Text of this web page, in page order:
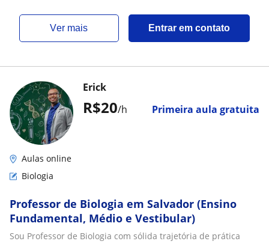
ver mais Entrar em contato
R$20/h Primeira aula gratuita
Erick
Aulas online
Biologia
Professor de Biologia em Salvador (Ensino
Fundamental, Médio e Vestibular)
Sou Professor de Biologia com sólida trajetória de prática